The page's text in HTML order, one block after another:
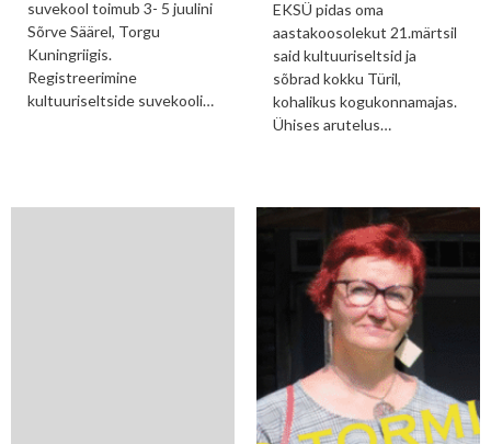
suvekool toimub 3- 5 juulini
Sõrve Säärel, Torgu
Kuningriigis.
Registreerimine
kultuuriseltside suvekooli…
EKSÜ pidas oma
aastakoosolekut 21.märtsil
said kultuuriseltsid ja
sõbrad kokku Türil,
kohalikus kogukonnamajas.
Ühises arutelus…